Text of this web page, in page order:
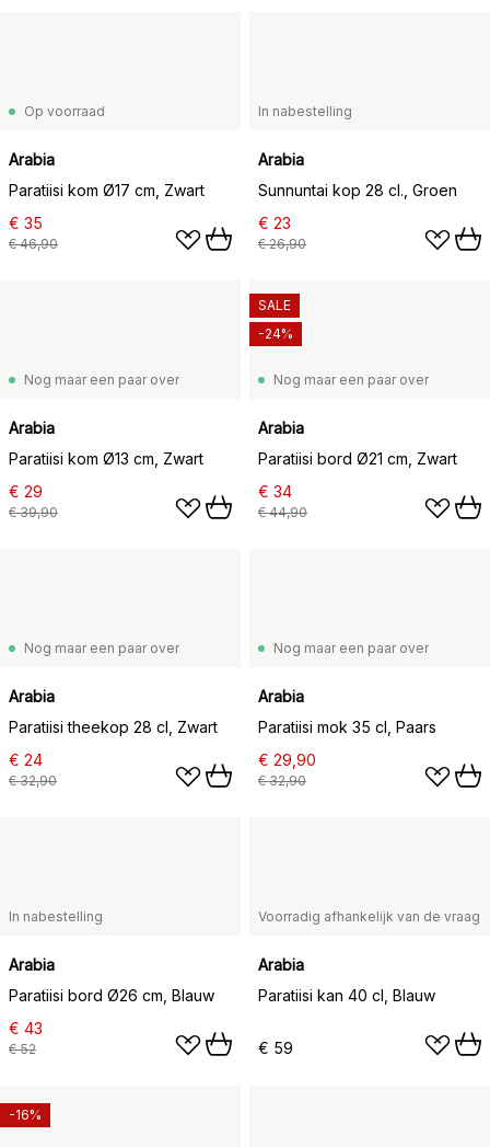
Op voorraad
Arabia
Paratiisi kom Ø17 cm, Zwart
€ 35
€ 46,90
In nabestelling
Arabia
Sunnuntai kop 28 cl., Groen
€ 23
€ 26,90
Nog maar een paar over
Arabia
Paratiisi kom Ø13 cm, Zwart
€ 29
€ 39,90
Nog maar een paar over
Arabia
Paratiisi bord Ø21 cm, Zwart
€ 34
€ 44,90
SALE
-24%
Nog maar een paar over
Arabia
Paratiisi theekop 28 cl, Zwart
€ 24
€ 32,90
Nog maar een paar over
Arabia
Paratiisi mok 35 cl, Paars
€ 29,90
€ 32,90
In nabestelling
Arabia
Paratiisi bord Ø26 cm, Blauw
€ 43
€ 52
Voorradig afhankelijk van de vraag
Arabia
Paratiisi kan 40 cl, Blauw
€ 59
-16%